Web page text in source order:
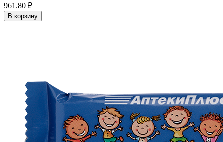
961.80 ₽
В корзину